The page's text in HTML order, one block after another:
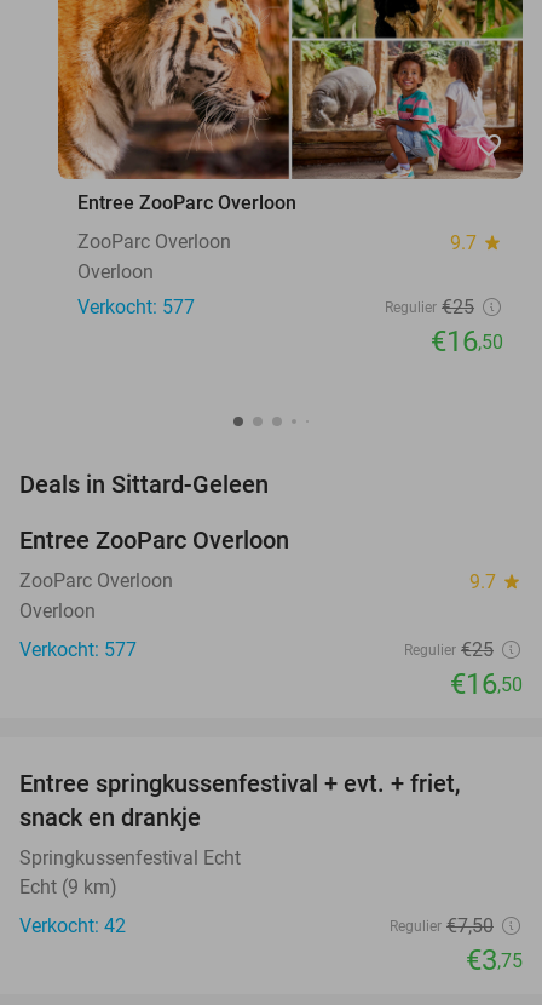
favorite_border
Entree ZooParc Overloon
ZooParc Overloon
9.7 star
Overloon
Verkocht: 577
Regulier €25
€16,50
Deals in Sittard-Geleen
TODAY
Entree ZooParc Overloon
ZooParc Overloon 9.7 star
Overloon
Verkocht: 577
Regulier €25
€16,50
TODAY
Entree springkussenfestival + evt. + friet,
snack en drankje
Springkussenfestival Echt
Echt (9 km)
Verkocht: 42
Regulier €7,50
€3,75